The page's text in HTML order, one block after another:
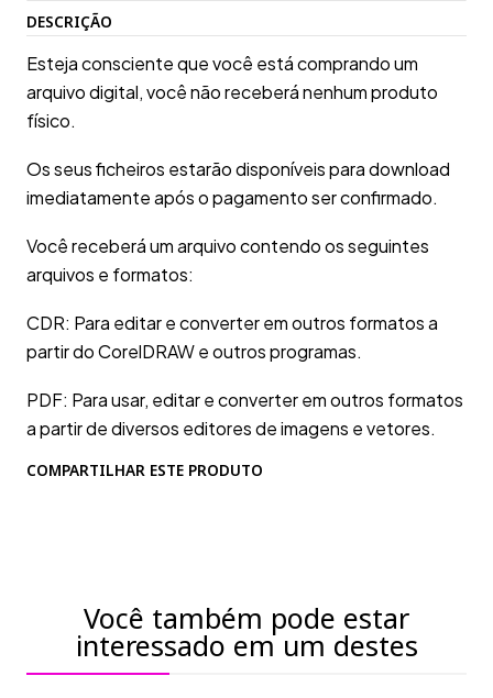
DESCRIÇÃO
Esteja consciente que você está comprando um
arquivo digital, você não receberá nenhum produto
físico.
Os seus ficheiros estarão disponíveis para download
imediatamente após o pagamento ser confirmado.
Você receberá um arquivo contendo os seguintes
arquivos e formatos:
CDR: Para editar e converter em outros formatos a
partir do CorelDRAW e outros programas.
PDF: Para usar, editar e converter em outros formatos
a partir de diversos editores de imagens e vetores.
COMPARTILHAR ESTE PRODUTO
Você também pode estar
interessado em um destes